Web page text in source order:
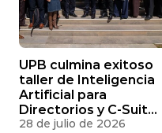
UPB culmina exitoso
taller de Inteligencia
Artificial para
Directorios y C-Suite
en sus tres campus a
28 de julio de 2026